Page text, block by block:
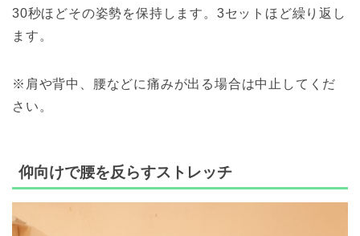
30秒ほどその姿勢を保持します。3セットほど繰り返し
ます。
※肩や背中、腰などに痛みが出る場合は中止してくだ
さい。
仰向けで腰を反らすストレッチ